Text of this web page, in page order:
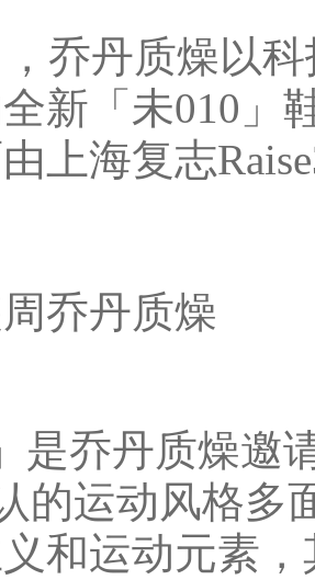
，乔丹质燥以
新「未010」
上海复志
乔丹质燥
是乔丹质燥邀
的运动风格多
和运动元素